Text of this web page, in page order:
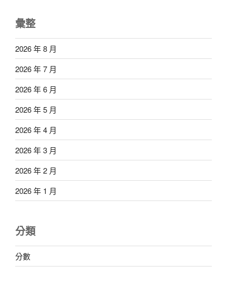
彙整
2026 年 8 月
2026 年 7 月
2026 年 6 月
2026 年 5 月
2026 年 4 月
2026 年 3 月
2026 年 2 月
2026 年 1 月
分類
分數